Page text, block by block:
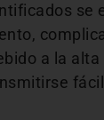
se
a la